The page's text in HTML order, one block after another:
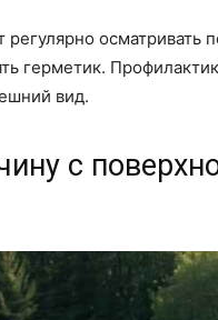
осматривать
герметик.
вид.
с